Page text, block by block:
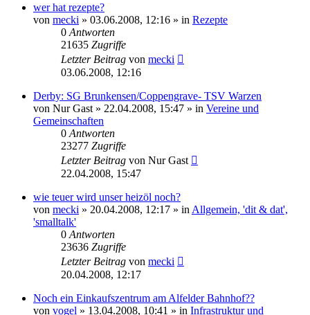
wer hat rezepte?
von mecki » 03.06.2008, 12:16 » in Rezepte
0 Antworten
21635 Zugriffe
Letzter Beitrag von mecki
03.06.2008, 12:16
Derby: SG Brunkensen/Coppengrave- TSV Warzen
von Nur Gast » 22.04.2008, 15:47 » in Vereine und
Gemeinschaften
0 Antworten
23277 Zugriffe
Letzter Beitrag von Nur Gast
22.04.2008, 15:47
wie teuer wird unser heizöl noch?
von mecki » 20.04.2008, 12:17 » in Allgemein, 'dit & dat',
'smalltalk'
0 Antworten
23636 Zugriffe
Letzter Beitrag von mecki
20.04.2008, 12:17
Noch ein Einkaufszentrum am Alfelder Bahnhof??
von vogel » 13.04.2008, 10:41 » in Infrastruktur und